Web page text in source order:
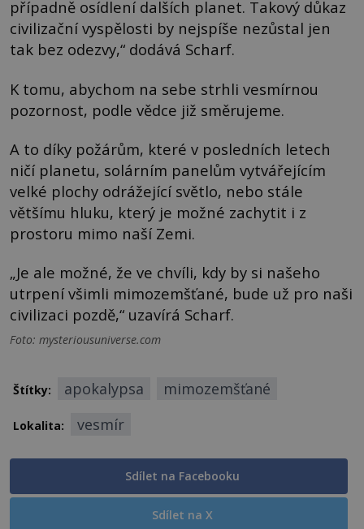
případně osídlení dalších planet. Takový důkaz
civilizační vyspělosti by nejspíše nezůstal jen
tak bez odezvy,“ dodává Scharf.
K tomu, abychom na sebe strhli vesmírnou
pozornost, podle vědce již směrujeme.
A to díky požárům, které v posledních letech
ničí planetu, solárním panelům vytvářejícím
velké plochy odrážející světlo, nebo stále
většímu hluku, který je možné zachytit i z
prostoru mimo naší Zemi.
„Je ale možné, že ve chvíli, kdy by si našeho
utrpení všimli mimozemšťané, bude už pro naši
civilizaci pozdě,“ uzavírá Scharf.
Foto: mysteriousuniverse.com
Štítky: apokalypsa mimozemšťané
Lokalita: vesmír
Sdílet na Facebooku
Sdílet na X